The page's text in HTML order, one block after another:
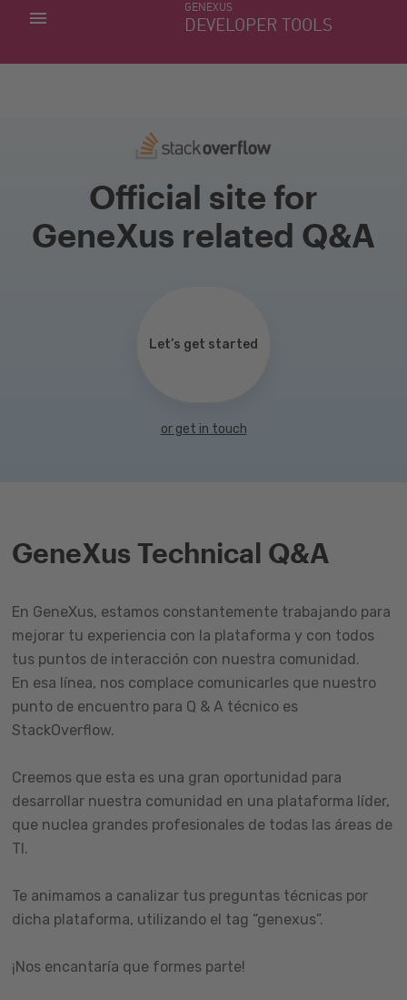
GENEXUS
DEVELOPER TOOLS
MIS APLICACIONES
Official site for
GeneXus related Q&A
Let’s get started
or get in touch
GeneXus Technical Q&A
En GeneXus, estamos constantemente trabajando para
mejorar tu experiencia con la plataforma y con todos
tus puntos de interacción con nuestra comunidad.
En esa línea, nos complace comunicarles que nuestro
punto de encuentro para Q & A técnico es
StackOverflow.
Creemos que esta es una gran oportunidad para
desarrollar nuestra comunidad en una plataforma líder,
que nuclea grandes profesionales de todas las áreas de
TI.
Te animamos a canalizar tus preguntas técnicas por
dicha plataforma, utilizando el tag “genexus”.
¡Nos encantaría que formes parte!